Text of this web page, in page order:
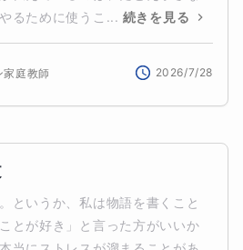
るために使うこ... 続きを見る
家庭教師 2026/7/28
というか、私は物語を書くこと
とが好き」と言った方がいいか